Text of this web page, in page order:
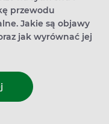
przewodu
Jakie są objawy
jak wyrównać jej